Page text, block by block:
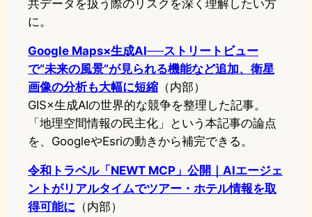
共データを扱う際のリスクを深く理解したい方
に。
Google Maps×生成AI──ストリートビュー
で“未来の風景”が見られる機能など追加、衛星
画像の分析も大幅に短縮 （内部）
GIS×生成AIの世界的な競争を整理した記事。
「地理空間情報の民主化」という本記事の論点
を、GoogleやEsriの動きから補完できる。
令和トラベル「NEWT MCP」公開｜AIエージェ
ントがリアルタイムでツアー・ホテル情報を取
得可能に （内部）